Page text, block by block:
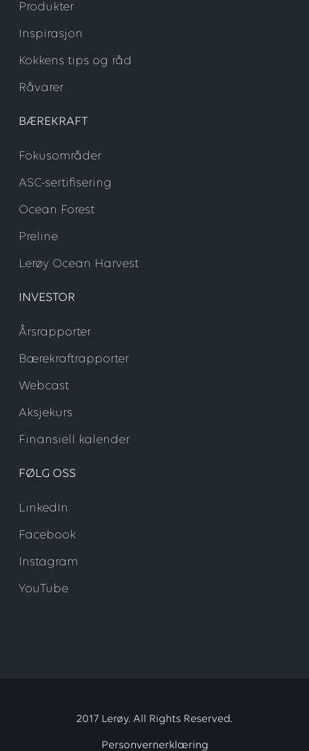
Produkter
Inspirasjon
Kokkens tips og råd
Råvarer
BÆREKRAFT
Fokusområder
ASC-sertifisering
Ocean Forest
Preline
Lerøy Ocean Harvest
INVESTOR
Årsrapporter
Bærekraftrapporter
Webcast
Aksjekurs
Finansiell kalender
FØLG OSS
LinkedIn
Facebook
Instagram
YouTube
2017 Lerøy. All Rights Reserved.
Personvernerklæring